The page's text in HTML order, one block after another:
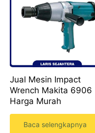
Jual Mesin Impact
Wrench Makita 6906
Harga Murah
Baca selengkapnya